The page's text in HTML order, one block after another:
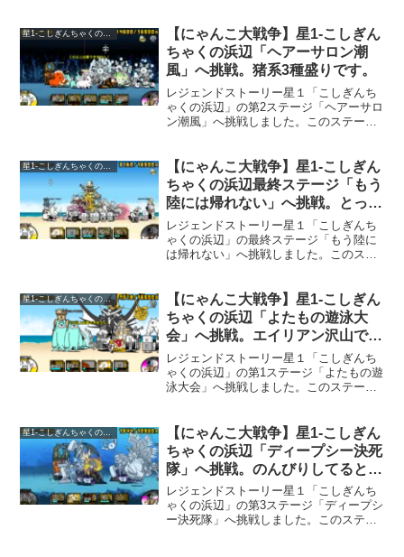
す。途中から「ダチョウ同好会」の数が
増えるので、増えても押さ...
星1-こしぎんちゃくの浜辺
【にゃんこ大戦争】星1-こしぎん
ちゃくの浜辺「ヘアーサロン潮
風」へ挑戦。猪系3種盛りです。
レジェンドストーリー星１「こしぎんち
ゃくの浜辺」の第2ステージ「ヘアーサロ
ン潮風」へ挑戦しました。このステージ
ラが3種出てきます。最初に出てくる「イ
ノシャシ」を倒すのが結...
星1-こしぎんちゃくの浜辺
【にゃんこ大戦争】星1-こしぎん
ちゃくの浜辺最終ステージ「もう
陸には帰れない」へ挑戦。とって
も難しい。
レジェンドストーリー星１「こしぎんち
ゃくの浜辺」の最終ステージ「もう陸に
は帰れない」へ挑戦しました。このステ
攻撃が厄介です。攻撃が遠方範囲攻撃ら
しく、壁を出していても後...
星1-こしぎんちゃくの浜辺
【にゃんこ大戦争】星1-こしぎん
ちゃくの浜辺「よたもの遊泳大
会」へ挑戦。エイリアン沢山で
す。
レジェンドストーリー星１「こしぎんち
ゃくの浜辺」の第1ステージ「よたもの遊
泳大会」へ挑戦しました。このステージ
いキャラクターと、壁が沢山いると楽で
す。今回のキャラクター編...
【にゃんこ大戦争】星1-こしぎん
ちゃくの浜辺「ディープシー決死
隊」へ挑戦。のんびりしてると必
ず負けます。
レジェンドストーリー星１「こしぎんち
ゃくの浜辺」の第3ステージ「ディープシ
ー決死隊」へ挑戦しました。このステー